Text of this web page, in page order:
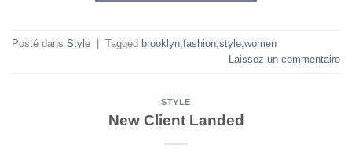
Posté dans Style | Tagged brooklyn fashion style women
Laissez un commentaire
STYLE
New Client Landed